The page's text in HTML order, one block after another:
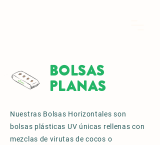
BOLSAS
PLANAS
Nuestras Bolsas Horizontales son
bolsas plásticas UV únicas rellenas con
mezclas de virutas de cocos o